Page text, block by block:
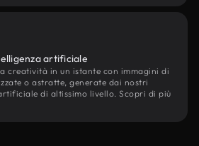
artificiale
creatività in un istante con immagini di
o astratte, generate dai nostri
di altissimo livello. Scopri di più